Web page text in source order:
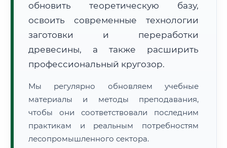
обновить теоретическую базу,
освоить современные технологии
заготовки и переработки
древесины, а также расширить
профессиональный кругозор.
Мы регулярно обновляем учебные
материалы и методы преподавания,
чтобы они соответствовали последним
практикам и реальным потребностям
лесопромышленного сектора.